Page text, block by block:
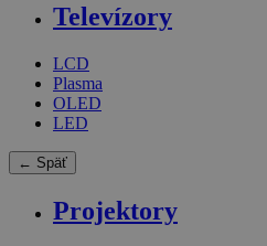
Televízory
LCD
Plasma
OLED
LED
← Späť
Projektory